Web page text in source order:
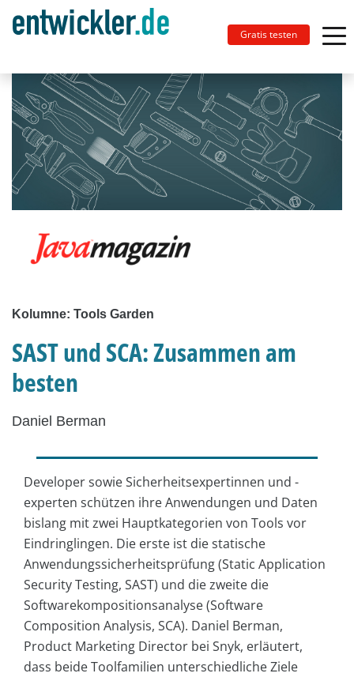
Gratis testen
Kolumne: Tools Garden
SAST und SCA: Zusammen am
besten
Daniel Berman
Developer sowie Sicherheitsexpertinnen und -
experten schützen ihre Anwendungen und Daten
bislang mit zwei Hauptkategorien von Tools vor
Eindringlingen. Die erste ist die statische
Anwendungssicherheitsprüfung (Static Application
Security Testing, SAST) und die zweite die
Softwarekompositionsanalyse (Software
Composition Analysis, SCA). Daniel Berman,
Product Marketing Director bei Snyk, erläutert,
dass beide Toolfamilien unterschiedliche Ziele